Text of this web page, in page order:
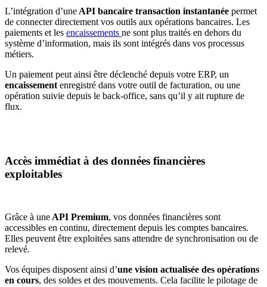
L’intégration d’une API bancaire transaction instantanée permet
de connecter directement vos outils aux opérations bancaires. Les
paiements et les encaissements ne sont plus traités en dehors du
système d’information, mais ils sont intégrés dans vos processus
métiers.
Un paiement peut ainsi être déclenché depuis votre ERP, un
encaissement enregistré dans votre outil de facturation, ou une
opération suivie depuis le back-office, sans qu’il y ait rupture de
flux.
Accès immédiat à des données financières
exploitables
Grâce à uneAPI Premium, vos données financières sont
accessibles en continu, directement depuis les comptes bancaires.
Elles peuvent être exploitées sans attendre de synchronisation ou de
relevé.
Vos équipes disposent ainsi d’une vision actualisée des opérations
en cours, des soldes et des mouvements. Cela facilite le pilotage de